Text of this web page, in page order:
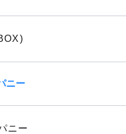
ニー
ニー